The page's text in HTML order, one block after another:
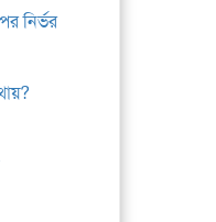
নির্ভর